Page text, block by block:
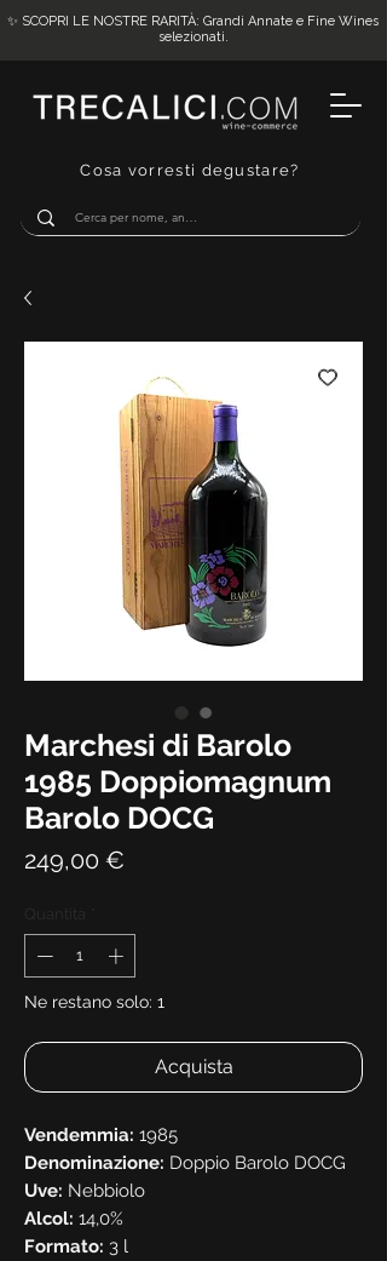
Cosa vorresti degustare?
✨ SCOPRI LE NOSTRE RARITÀ: Grandi Annate e Fine Wines
selezionati.
Marchesi di Barolo
1985 Doppiomagnum
Barolo DOCG
249,00 €
Ne restano solo: 1
Acquista
Vendemmia: 1985
Denominazione: Doppio Barolo DOCG
Uve: Nebbiolo
Alcol: 14,0%
Formato: 3 l